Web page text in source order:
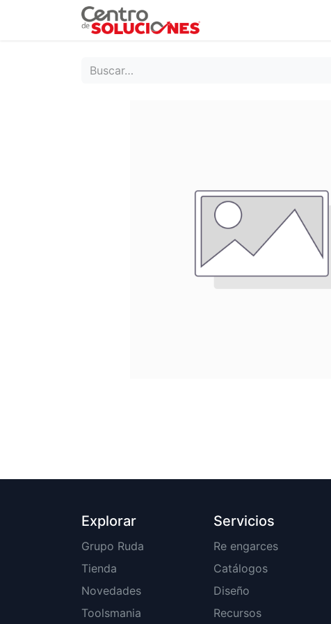
Explorar
Grupo Ruda
Tienda
Novedades
Toolsmania
Servicios
Re engarces
Catálogos
Diseño
Recursos